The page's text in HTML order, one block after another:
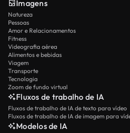
Imagens
Natureza
Pessoas
Amor e Relacionamentos
Fitness
Videografia aérea
Alimentos e bebidas
Viagem
Transporte
Tecnologia
Zoom de fundo virtual
Fluxos de trabalho de IA
Fluxos de trabalho de IA de texto para vídeo
Fluxos de trabalho de IA de imagem para
Modelos de IA